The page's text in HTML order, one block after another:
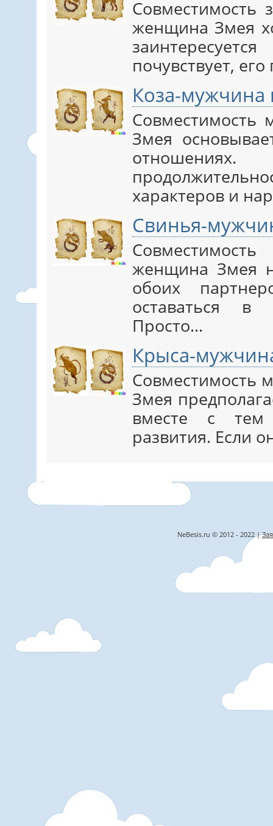
Совместимость
женщина Змея
почувствует,
Коза-
Змея
характеров и
Свинья-
женщина Змея
обоих
оставаться в
Просто…
Крыса-
Совместимость
Змея
вместе с тем
развития. Если
NeBesis.ru © 2012 - 2022 |